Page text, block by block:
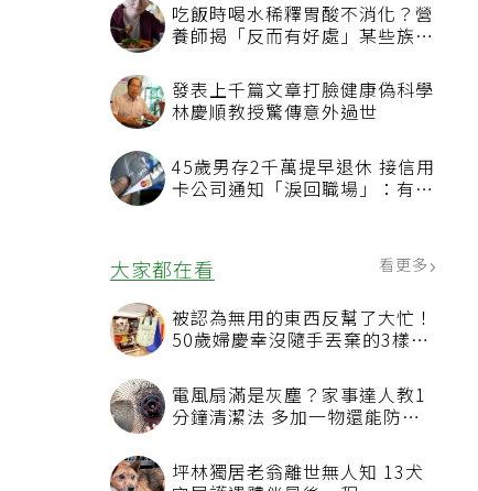
吃飯時喝水稀釋胃酸不消化？營
養師揭「反而有好處」某些族群
發表上千篇文章打臉健康偽科學
林慶順教授驚傳意外過世
45歲男存2千萬提早退休 接信用
卡公司通知「淚回職場」：有錢
大家都在看
被認為無用的東西反幫了大忙！
50歲婦慶幸沒隨手丟棄的3樣物
電風扇滿是灰塵？家事達人教1